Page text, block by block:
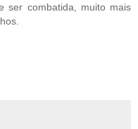
ser combatida, muito mais